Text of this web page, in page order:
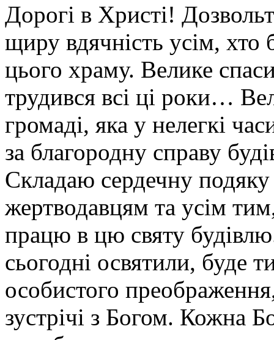
Дорогі в Христі!
щиру вдячність усім, хто
цього храму. Велике
трудився всі ці роки…
громаді, яка у нелегкі
за благородну справу
Складаю сердечну подяку
жертводавцям та усім
працю в цю святу
сьогодні освятили, буде
особистого
зустрічі з Богом. Кожна